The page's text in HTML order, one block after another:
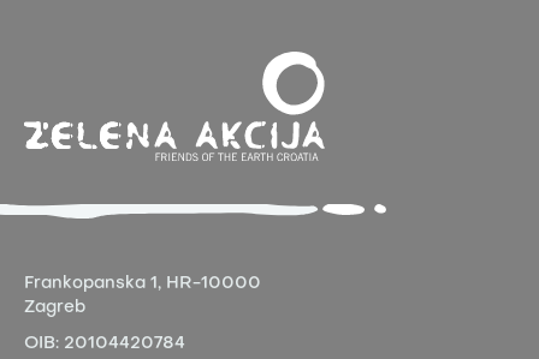
Frankopanska 1, HR-10000
Zagreb
OIB: 20104420784